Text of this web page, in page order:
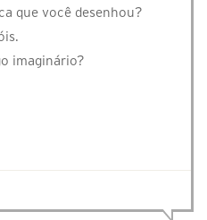
que você desenhou?
imaginário?